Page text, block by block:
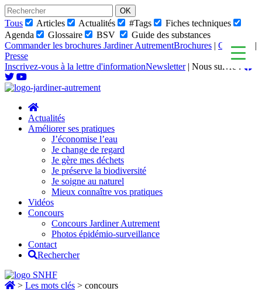
Skip
to
content
Tous Articles Actualités #Tags
Fiches techniques
Agenda
Glossaire BSV
Guide des substances
Commander les brochures Jardiner AutrementBrochures | Glossaire
|
Presse
Inscrivez-vous à la lettre d'informationNewsletter| Nous suivre :
Actualités
Améliorer ses pratiques
J’économise l’eau
Je change de regard
Je gère mes déchets
Je préserve la biodiversité
Je soigne au naturel
Mieux connaître vos pratiques
Vidéos
Concours
Concours Jardiner Autrement
Photos épidémio-surveillance
Contact
Rechercher
> Les mots clés > concours